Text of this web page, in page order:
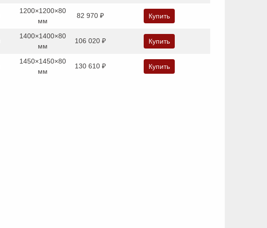
1200×1200×80
мм
82 970 ₽ Купить
1400×1400×80
мм
106 020 ₽ Купить
1450×1450×80
мм
130 610 ₽ Купить